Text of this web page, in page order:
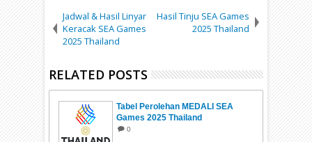
Jadwal & Hasil Linyar
Keracak SEA Games
2025 Thailand
Hasil Tinju SEA Games
2025 Thailand
RELATED POSTS
Tabel Perolehan MEDALI SEA
Games 2025 Thailand
0